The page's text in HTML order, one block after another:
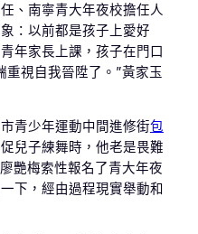
、南寧青大年夜校擔任人
：以前都是孩子上愛好
年家長上課，孩子在門口
視自我晉陞了。”黃家玉
青少年運動中間進修街包
兒子練舞時，他老是畏難
艷梅索性報名了青大年夜
下，經由過程現實舉動和